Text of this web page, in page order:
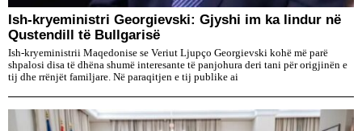
Ish-kryeministri Georgievski: Gjyshi im ka lindur në
Qustendill të Bullgarisë
Ish-kryeministrii Maqedonise se Veriut Ljupço Georgievski kohë më parë
shpalosi disa të dhëna shumë interesante të panjohura deri tani për origjinën e
tij dhe rrënjët familjare. Në paraqitjen e tij publike ai